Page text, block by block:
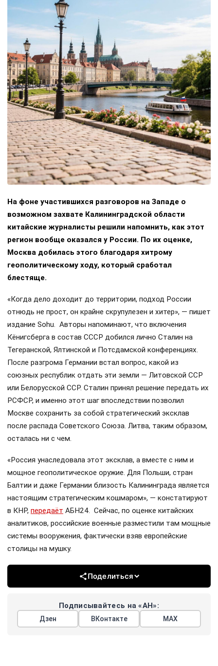
На фоне участившихся разговоров на Западе о
возможном захвате Калининградской области
китайские журналисты решили напомнить, как этот
регион вообще оказался у России. По их оценке,
Москва добилась этого благодаря хитрому
геополитическому ходу, который сработал
блестяще.
«Когда дело доходит до территории, подход России
отнюдь не прост, он крайне скрупулезен и хитер», — пишет
издание Sohu. Авторы напоминают, что включения
Кёнигсберга в состав СССР добился лично Сталин на
Тегеранской, Ялтинской и Потсдамской конференциях.
После разгрома Германии встал вопрос, какой из
союзных республик отдать эти земли — Литовской ССР
или Белорусской ССР. Сталин принял решение передать их
РСФСР, и именно этот шаг впоследствии позволил
Москве сохранить за собой стратегический эксклав
после распада Советского Союза. Литва, таким образом,
осталась ни с чем.
«Россия унаследовала этот эксклав, а вместе с ним и
мощное геополитическое оружие. Для Польши, стран
Балтии и даже Германии близость Калининграда является
настоящим стратегическим кошмаром», — констатируют
в КНР, передаёт АБН24. Сейчас, по оценке китайских
аналитиков, российские военные разместили там мощные
системы вооружения, фактически взяв европейские
столицы на мушку.
Поделиться
Подписывайтесь на «АН»:
Дзен ВКонтакте МАХ